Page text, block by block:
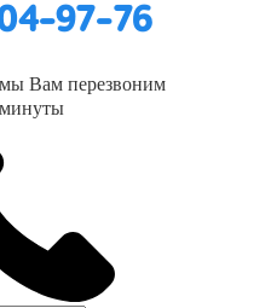
97-76
мы Вам перезвоним
минуты